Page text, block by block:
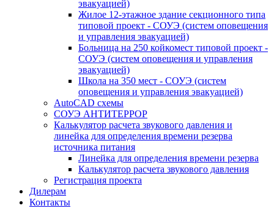
эвакуацией)
Жилое 12-этажное здание секционного типа
типовой проект - СОУЭ (систем оповещения
и управления эвакуацией)
Больница на 250 койкомест типовой проект -
СОУЭ (систем оповещения и управления
эвакуацией)
Школа на 350 мест - СОУЭ (систем
оповещения и управления эвакуацией)
AutoCAD схемы
СОУЭ АНТИТЕРРОР
Калькулятор расчета звукового давления и
линейка для определения времени резерва
источника питания
Линейка для определения времени резерва
Калькулятор расчета звукового давления
Регистрация проекта
Дилерам
Контакты